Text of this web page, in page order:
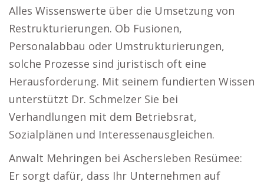
Alles Wissenswerte über die Umsetzung von
Restrukturierungen. Ob Fusionen,
Personalabbau oder Umstrukturierungen,
solche Prozesse sind juristisch oft eine
Herausforderung. Mit seinem fundierten Wissen
unterstützt Dr. Schmelzer Sie bei
Verhandlungen mit dem Betriebsrat,
Sozialplänen und Interessenausgleichen.
Anwalt Mehringen bei Aschersleben Resümee:
Er sorgt dafür, dass Ihr Unternehmen auf